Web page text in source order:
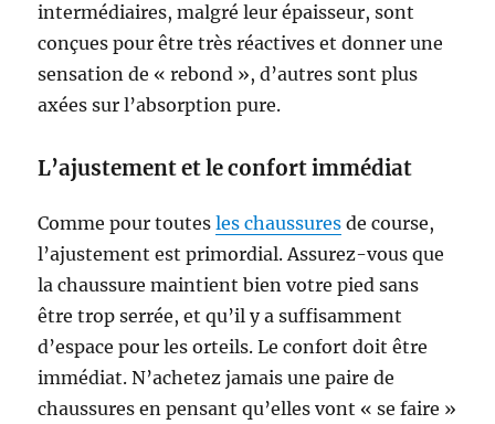
intermédiaires, malgré leur épaisseur, sont
conçues pour être très réactives et donner une
sensation de « rebond », d’autres sont plus
axées sur l’absorption pure.
L’ajustement et le confort immédiat
Comme pour toutesles chaussures de course,
l’ajustement est primordial. Assurez-vous que
la chaussure maintient bien votre pied sans
être trop serrée, et qu’il y a suffisamment
d’espace pour les orteils. Le confort doit être
immédiat. N’achetez jamais une paire de
chaussures en pensant qu’elles vont « se faire »